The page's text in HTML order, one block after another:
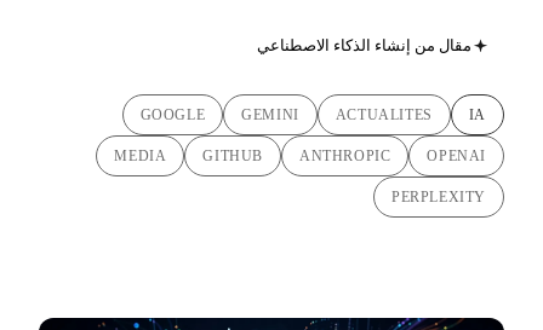
مقال من إنشاء الذكاء الاصطناعي
IA
ACTUALITES
GEMINI
GOOGLE
OPENAI
ANTHROPIC
GITHUB
MEDIA
PERPLEXITY